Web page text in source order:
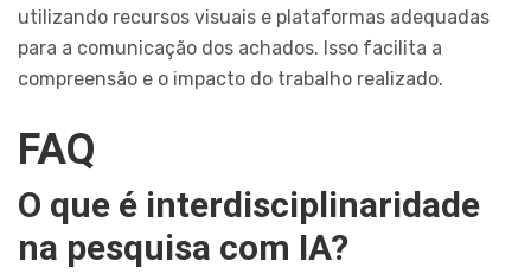
utilizando recursos visuais e plataformas adequadas
para a comunicação dos achados. Isso facilita a
compreensão e o impacto do trabalho realizado.
FAQ
O que é interdisciplinaridade
na pesquisa com IA?